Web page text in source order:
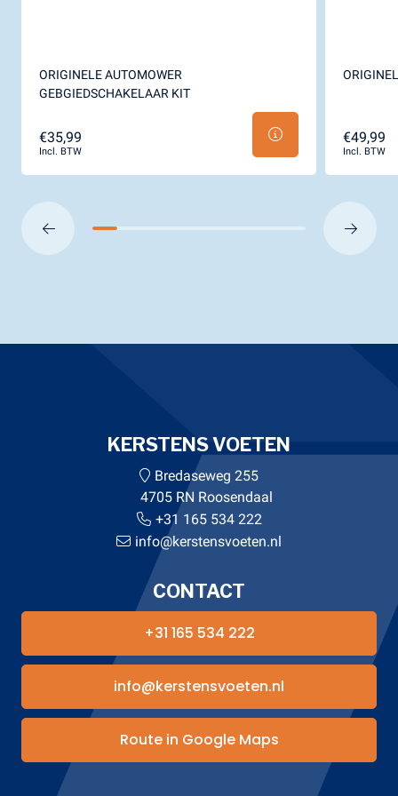
ORIGINELE AUTOMOWER
GEBGIEDSCHAKELAAR KIT
€35,99
Incl. BTW
€49,99
Incl. BTW
KERSTENS VOETEN
Bredaseweg 255
4705 RN Roosendaal
+31 165 534 222
info@kerstensvoeten.nl
CONTACT
+31 165 534 222
info@kerstensvoeten.nl
Route in Google Maps